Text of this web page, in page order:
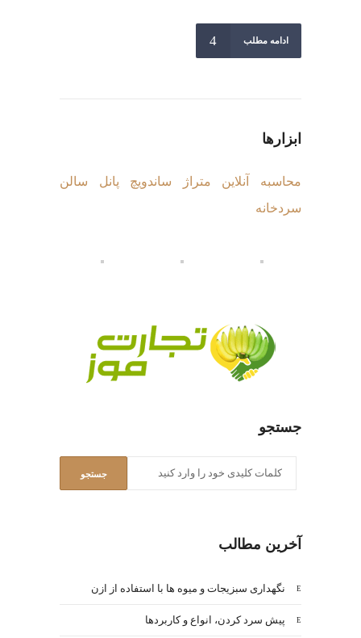
ادامه مطلب
ابزارها
محاسبه آنلاین متراژ ساندویچ پانل سالن
سردخانه
جستجو
آخرین مطالب
نگهداری سبزیجات و میوه ها با استفاده از ازن
پیش سرد کردن، انواع و کاربردها